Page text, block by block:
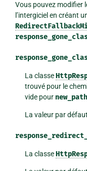
Vous pouvez modifier
l’intergiciel en créant
La classe
trouvé pour le
vide pour new_path
La valeur par
La classe